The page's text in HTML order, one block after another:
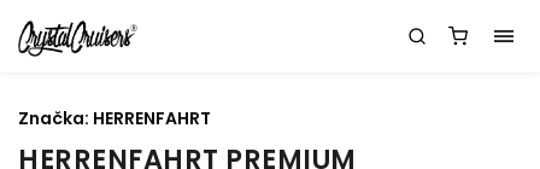
HERRENFAHRT PREMIUM
Značka: HERRENFAHRT